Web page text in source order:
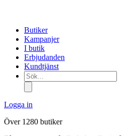
Butiker
Kampanjer
I butik
Erbjudanden
Kundtjänst
Sök...
Logga in
Över 1280 butiker